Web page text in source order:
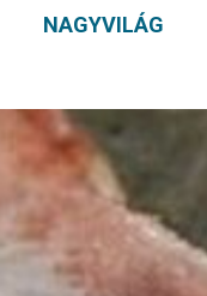
NAGYVILÁG